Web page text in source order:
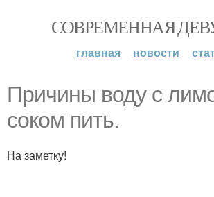
СОВРЕМЕННАЯ
главная новости
Причины воду с
соком пить.
На заметку!